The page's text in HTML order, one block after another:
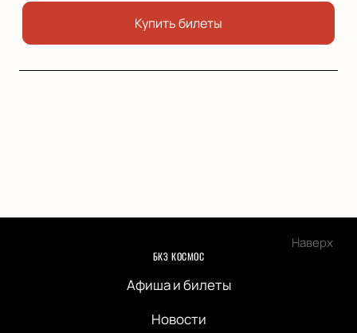
Купить билеты
Наверх
БКЗ КОСМОС
Афиша и билеты
Новости